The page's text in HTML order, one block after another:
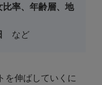
比率、年齢層、地
など
を伸ばしていくに